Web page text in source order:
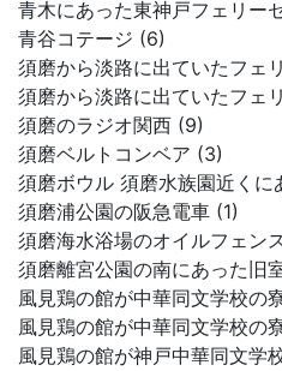
青木にあった東神戸フェリー
青谷コテージ (6)
須磨から淡路に出ていたフェ
須磨から淡路に出ていたフェ
須磨のラジオ関西 (9)
須磨ベルトコンベア (3)
須磨ボウル 須磨水族園近く
須磨浦公園の阪急電車 (1)
須磨海水浴場のオイルフェン
須磨離宮公園の南にあった旧
風見鶏の館が中華同文学校の
風見鶏の館が中華同文学校の
風見鶏の館が神戸中華同文学